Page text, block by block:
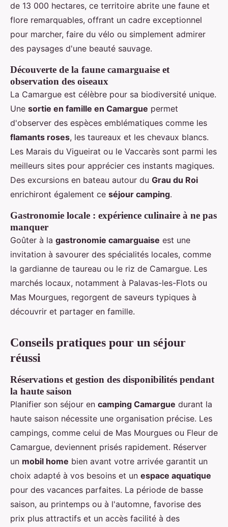
de 13 000 hectares, ce territoire abrite une faune et
flore remarquables, offrant un cadre exceptionnel
pour marcher, faire du vélo ou simplement admirer
des paysages d'une beauté sauvage.
Découverte de la faune camarguaise et
observation des oiseaux
La Camargue est célèbre pour sa biodiversité unique.
Une sortie en famille en Camargue permet
d'observer des espèces emblématiques comme les
flamants roses, les taureaux et les chevaux blancs.
Les Marais du Vigueirat ou le Vaccarès sont parmi les
meilleurs sites pour apprécier ces instants magiques.
Des excursions en bateau autour du Grau du Roi
enrichiront également ce séjour camping.
Gastronomie locale : expérience culinaire à ne pas
manquer
Goûter à la gastronomie camarguaise est une
invitation à savourer des spécialités locales, comme
la gardianne de taureau ou le riz de Camargue. Les
marchés locaux, notamment à Palavas-les-Flots ou
Mas Mourgues, regorgent de saveurs typiques à
découvrir et partager en famille.
Conseils pratiques pour un séjour
réussi
Réservations et gestion des disponibilités pendant
la haute saison
Planifier son séjour en camping Camargue durant la
haute saison nécessite une organisation précise. Les
campings, comme celui de Mas Mourgues ou Fleur de
Camargue, deviennent prisés rapidement. Réserver
un mobil home bien avant votre arrivée garantit un
choix adapté à vos besoins et un espace aquatique
pour des vacances parfaites. La période de basse
saison, au printemps ou à l'automne, favorise des
prix plus attractifs et un accès facilité à des